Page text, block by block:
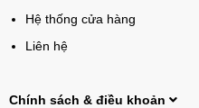
Hệ thống cửa hàng
Liên hệ
Chính sách & điều khoản